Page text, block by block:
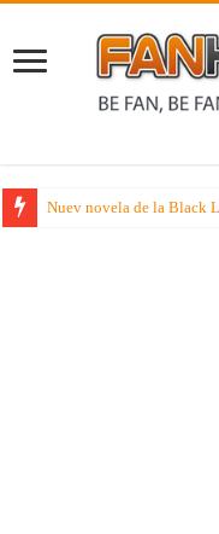
Nuev novela de la Black